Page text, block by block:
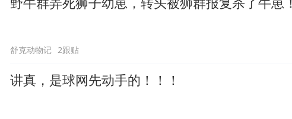
舒克动物记 2跟贴
讲真，是球网先动手的！！！